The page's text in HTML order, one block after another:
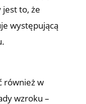
jest to, że
występującą
również w
wzroku –